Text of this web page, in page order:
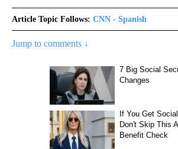
Article Topic Follows: CNN - Spanish
Jump to comments ↓